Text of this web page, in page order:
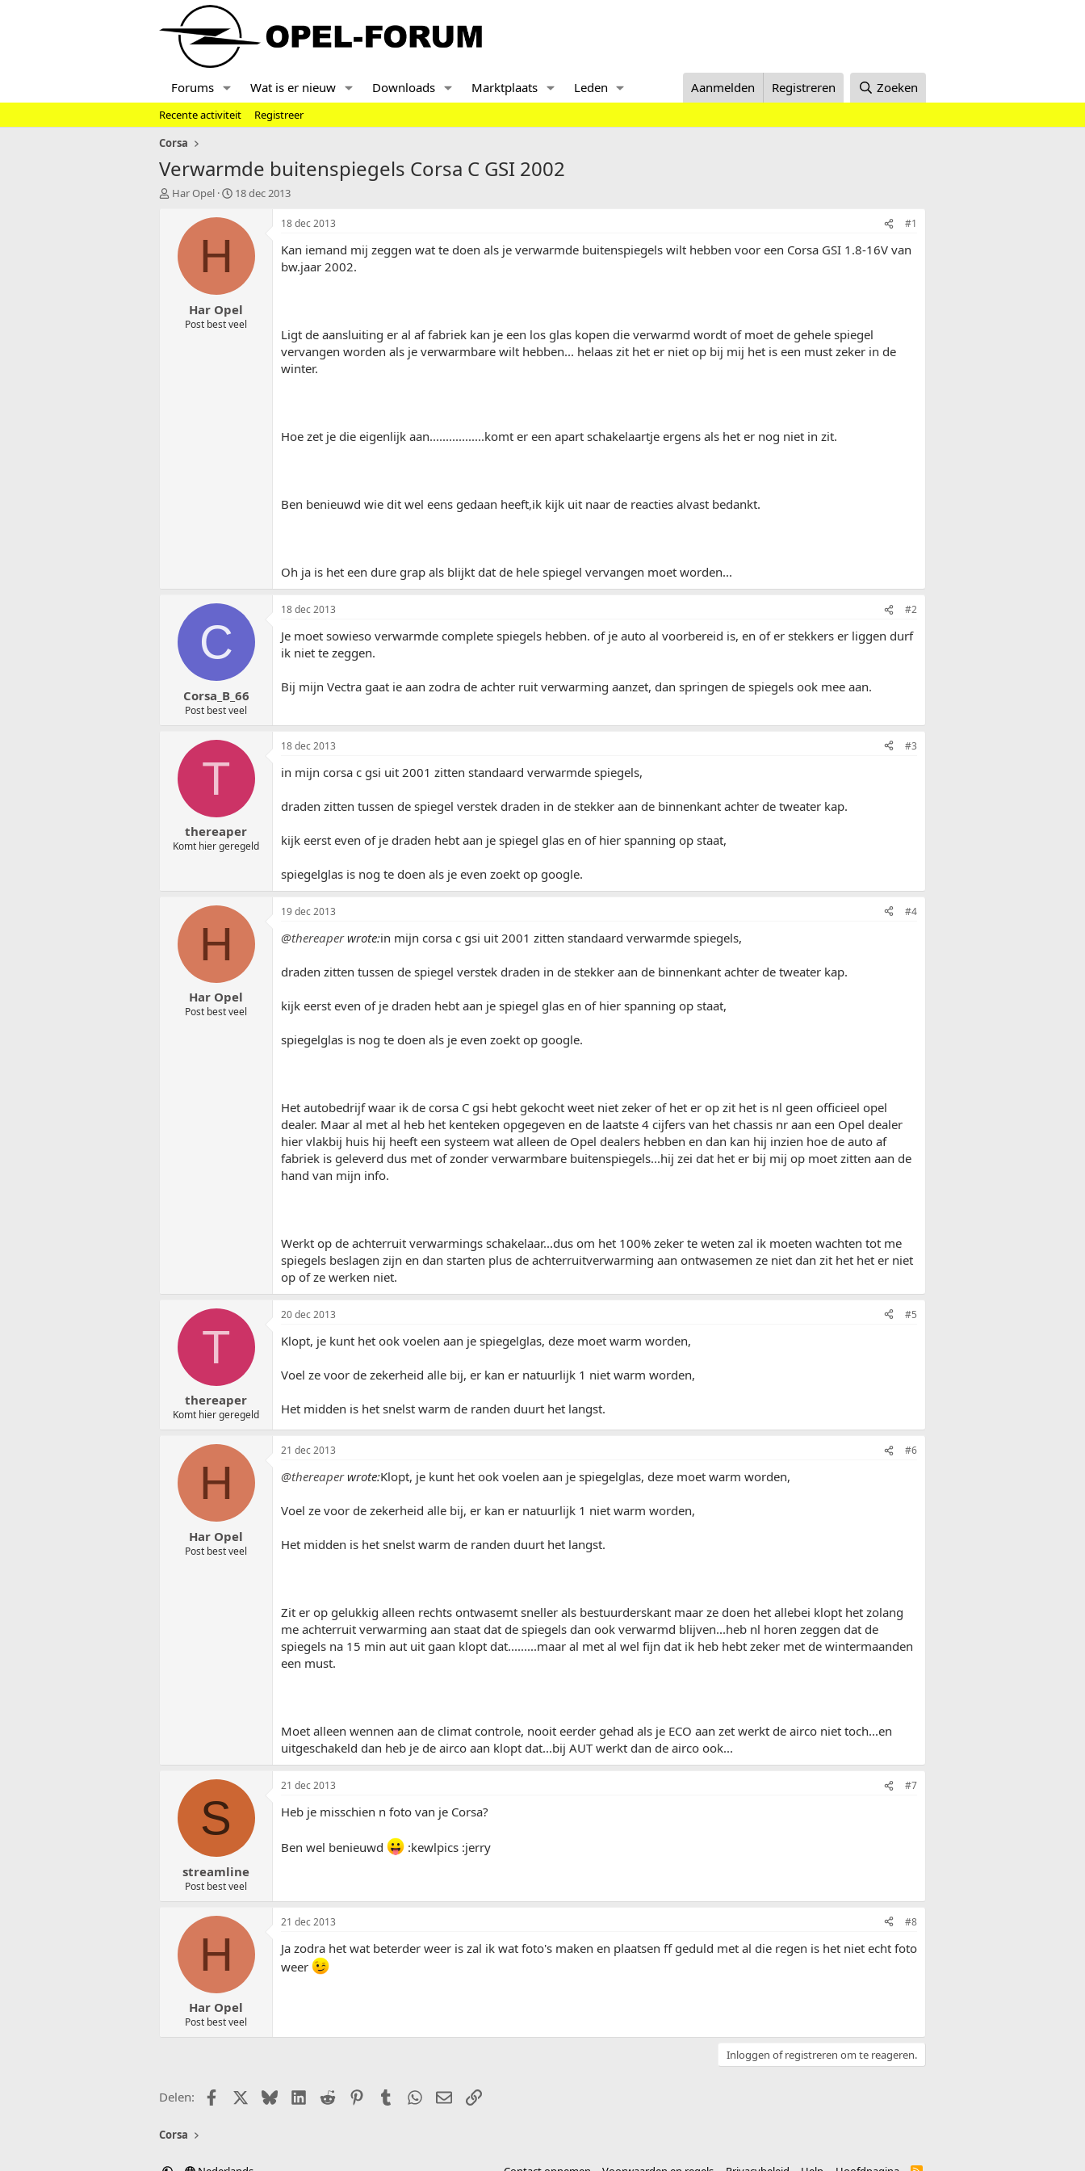
Forums Wat is er nieuw Downloads Marktplaats Leden Aanmelden Registreren Zoeken
Recente activiteit
Registreer
Corsa
Verwarmde buitenspiegels Corsa C GSI 2002
T
Har Opel
S
a
t
u
m
18 dec 2013
H
Har Opel
Post best veel
18 dec 2013 #1
Kan iemand mij zeggen wat te doen als je verwarmde buitenspiegels wilt hebben voor een Corsa GSI 1.8-16V van
bw.jaar 2002.
Ligt de aansluiting er al af fabriek kan je een los glas kopen die verwarmd wordt of moet de gehele spiegel
vervangen worden als je verwarmbare wilt hebben... helaas zit het er niet op bij mij het is een must zeker in de
winter.
Hoe zet je die eigenlijk aan.................komt er een apart schakelaartje ergens als het er nog niet in zit.
Ben benieuwd wie dit wel eens gedaan heeft,ik kijk uit naar de reacties alvast bedankt.
Oh ja is het een dure grap als blijkt dat de hele spiegel vervangen moet worden...
C
Corsa_B_66
Post best veel
18 dec 2013 #2
Je moet sowieso verwarmde complete spiegels hebben. of je auto al voorbereid is, en of er stekkers er liggen durf
ik niet te zeggen.
Bij mijn Vectra gaat ie aan zodra de achter ruit verwarming aanzet, dan springen de spiegels ook mee aan.
T
thereaper
Komt hier geregeld
18 dec 2013 #3
in mijn corsa c gsi uit 2001 zitten standaard verwarmde spiegels,
draden zitten tussen de spiegel verstek draden in de stekker aan de binnenkant achter de tweater kap.
kijk eerst even of je draden hebt aan je spiegel glas en of hier spanning op staat,
spiegelglas is nog te doen als je even zoekt op google.
H
Har Opel
Post best veel
19 dec 2013 #4
@thereaperwrote:in mijn corsa c gsi uit 2001 zitten standaard verwarmde spiegels,
draden zitten tussen de spiegel verstek draden in de stekker aan de binnenkant achter de tweater kap.
kijk eerst even of je draden hebt aan je spiegel glas en of hier spanning op staat,
spiegelglas is nog te doen als je even zoekt op google.
Het autobedrijf waar ik de corsa C gsi hebt gekocht weet niet zeker of het er op zit het is nl geen officieel opel
dealer. Maar al met al heb het kenteken opgegeven en de laatste 4 cijfers van het chassis nr aan een Opel dealer
hier vlakbij huis hij heeft een systeem wat alleen de Opel dealers hebben en dan kan hij inzien hoe de auto af
fabriek is geleverd dus met of zonder verwarmbare buitenspiegels...hij zei dat het er bij mij op moet zitten aan de
hand van mijn info.
Werkt op de achterruit verwarmings schakelaar...dus om het 100% zeker te weten zal ik moeten wachten tot me
spiegels beslagen zijn en dan starten plus de achterruitverwarming aan ontwasemen ze niet dan zit het het er niet
op of ze werken niet.
T
thereaper
Komt hier geregeld
20 dec 2013 #5
Klopt, je kunt het ook voelen aan je spiegelglas, deze moet warm worden,
Voel ze voor de zekerheid alle bij, er kan er natuurlijk 1 niet warm worden,
Het midden is het snelst warm de randen duurt het langst.
H
Har Opel
Post best veel
21 dec 2013 #6
@thereaperwrote:Klopt, je kunt het ook voelen aan je spiegelglas, deze moet warm worden,
Voel ze voor de zekerheid alle bij, er kan er natuurlijk 1 niet warm worden,
Het midden is het snelst warm de randen duurt het langst.
Zit er op gelukkig alleen rechts ontwasemt sneller als bestuurderskant maar ze doen het allebei klopt het zolang
me achterruit verwarming aan staat dat de spiegels dan ook verwarmd blijven...heb nl horen zeggen dat de
spiegels na 15 min aut uit gaan klopt dat.........maar al met al wel fijn dat ik heb hebt zeker met de wintermaanden
een must.
Moet alleen wennen aan de climat controle, nooit eerder gehad als je ECO aan zet werkt de airco niet toch...en
uitgeschakeld dan heb je de airco aan klopt dat...bij AUT werkt dan de airco ook...
S
streamline
Post best veel
21 dec 2013 #7
Heb je misschien n foto van je Corsa?
Ben wel benieuwd :kewlpics :jerry
H
Har Opel
Post best veel
21 dec 2013 #8
Ja zodra het wat beterder weer is zal ik wat foto's maken en plaatsen ff geduld met al die regen is het niet echt foto
weer
Inloggen of registreren om te reageren.
Delen: FacebookX (Twitter)
BlueskyLinkedIn
Reddit PinterestTumblr WhatsApp
E-mailLink
Corsa